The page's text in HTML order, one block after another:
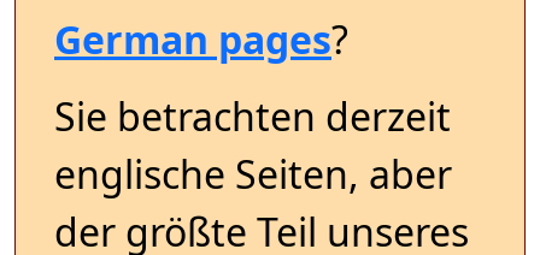
German pages?
Sie betrachten derzeit
englische Seiten, aber
der größte Teil unseres